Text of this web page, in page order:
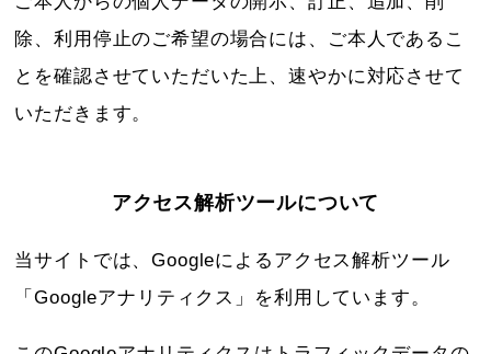
除、利用停止のご希望の場合には、ご本人であるこ
とを確認させていただいた上、速やかに対応させて
いただきます。
アクセス解析ツールについて
当サイトでは、Googleによるアクセス解析ツール
「Googleアナリティクス」を利用しています。